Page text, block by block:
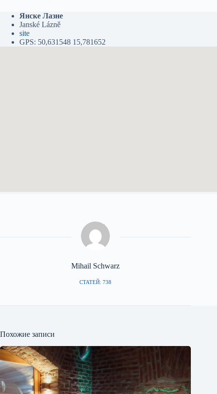
Янске Лазне
Janské Lázně
site
GPS: 50,631548 15,781652
Mihail Schwarz
СТАТЕЙ: 738
Похожие записи